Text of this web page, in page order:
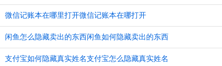
微信记账本在哪里打开微信记账本在哪打开
闲鱼怎么隐藏卖出的东西闲鱼如何隐藏卖出的东西
支付宝如何隐藏真实姓名支付宝怎么隐藏真实姓名